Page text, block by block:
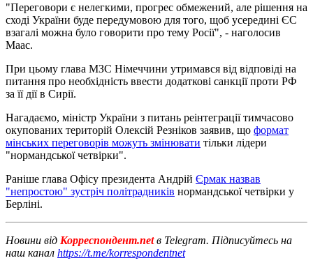
"Переговори є нелегкими, прогрес обмежений, але рішення на
сході України буде передумовою для того, щоб усередині ЄС
взагалі можна було говорити про тему Росії", - наголосив
Маас.
При цьому глава МЗС Німеччини утримався від відповіді на
питання про необхідність ввести додаткові санкції проти РФ
за її дії в Сирії.
Нагадаємо, міністр України з питань реінтеграції тимчасово
окупованих територій Олексій Резніков заявив, що формат
мінських переговорів можуть змінювати тільки лідери
"нормандської четвірки".
Раніше глава Офісу президента Андрій Єрмак назвав
"непростою" зустріч політрадників нормандської четвірки у
Берліні.
Новини від Корреспондент.netв Telegram. Підписуйтесь на
наш канал https://t.me/korrespondentnet